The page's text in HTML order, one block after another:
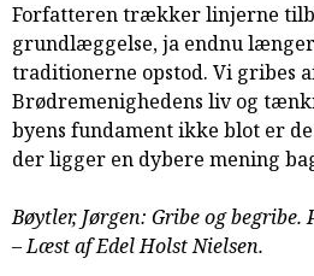
8.0:
Støt
KABB!
9.0:
Links
Næste
indlæg:
Hverdag
evangeliets
kraftForrige
Forfatteren trækker linjerne
grundlæggelse, ja endnu
traditionerne opstod. Vi gribes
Brødremenighedens liv og
byens fundament ikke blot er
der ligger en dybere mening
Bøytler, Jørgen: Gribe og begribe.
– Læst af Edel Holst Nielsen.